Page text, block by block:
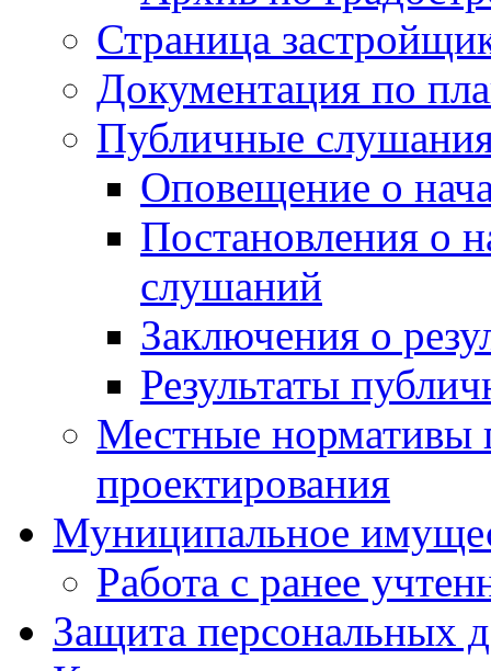
Страница
Документация по
Публичные
Оповещение о
Постановления о
слушаний
Заключения о
Результаты
Местные нормативы
проектирования
Муниципальное
Работа с ранее
Защита персональных